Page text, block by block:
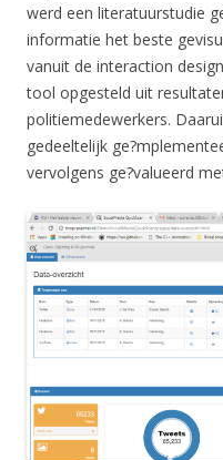
werd een literatuurstudie
informatie het beste
vanuit de interaction
tool opgesteld uit
politiemedewerkers.
gedeeltelijk
vervolgens ge?valueerd